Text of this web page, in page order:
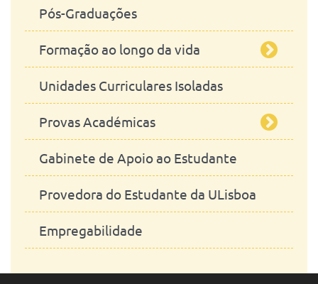
Ciências Veterinárias
Estudos em Saúde Planetária
Ciências da Sustentatibilidade
Pós-Graduações
Formação ao longo da vida
A realizar
Realizadas
Unidades Curriculares Isoladas
Provas Académicas
Mestrado Integrado
Mestrados
Doutoramentos
Gabinete de Apoio ao Estudante
Provedora do Estudante da ULisboa
Empregabilidade